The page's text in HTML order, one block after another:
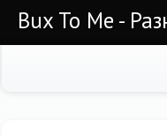
Bux To Me -